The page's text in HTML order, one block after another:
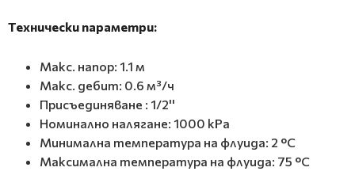
Технически параметри:
Макс. напор: 1.1 м
Макс. дебит: 0.6 м³/ч
Присъединяване : 1/2''
Номинално налягане: 1000 kPa
Минимална температура на флуида: 2 °C
Максимална температура на флуида: 75 °C